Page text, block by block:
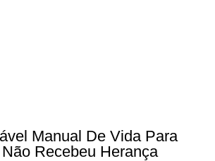
Manual De Vida Para
Recebeu Herança